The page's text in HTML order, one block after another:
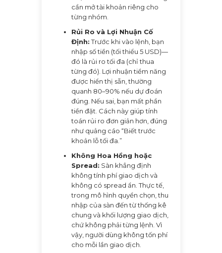
cần mở tài khoản riêng cho
từng nhóm.
Rủi Ro và Lợi Nhuận Cố
Định:Trước khi vào lệnh, bạn
nhập số tiền (tối thiểu 5 USD)—
đó là rủi ro tối đa (chỉ thua
từng đó). Lợi nhuận tiềm năng
được hiển thị sẵn, thường
quanh 80–90% nếu dự đoán
đúng. Nếu sai, bạn mất phần
tiền đặt. Cách này giúp tính
toán rủi ro đơn giản hơn, đúng
như quảng cáo “Biết trước
khoản lỗ tối đa.”
Không Hoa Hồng hoặc
Spread: Sàn khẳng định
không tính phí giao dịch và
không có spread ẩn. Thực tế,
trong mô hình quyền chọn, thu
nhập của sàn đến từ thống kê
chung và khối lượng giao dịch,
chứ không phải từng lệnh. Vì
vậy, người dùng không tốn phí
cho mỗi lần giao dịch.